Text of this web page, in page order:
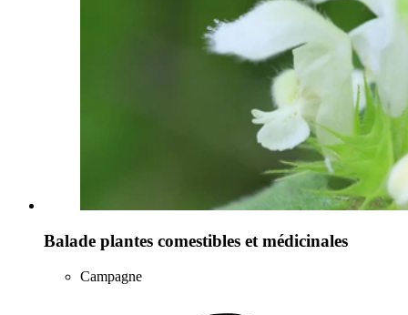
Balade plantes comestibles et médicinales
Campagne